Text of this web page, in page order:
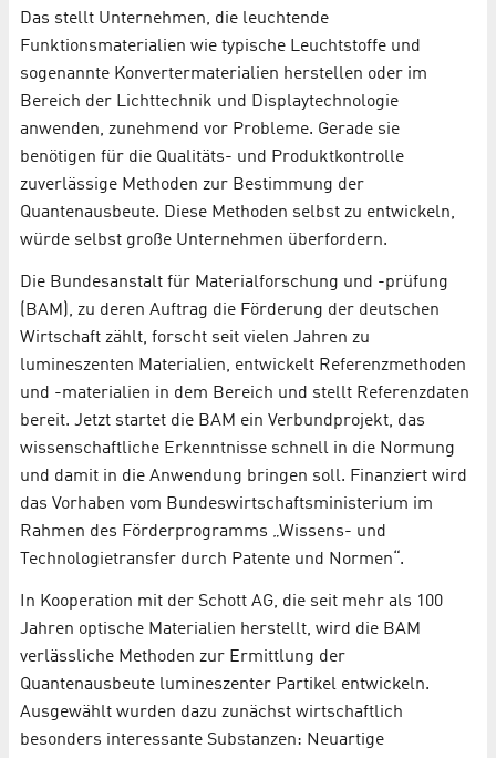
Das stellt Unternehmen, die leuchtende
Funktionsmaterialien wie typische Leuchtstoffe und
sogenannte Konvertermaterialien herstellen oder im
Bereich der Lichttechnik und Displaytechnologie
anwenden, zunehmend vor Probleme. Gerade sie
benötigen für die Qualitäts- und Produktkontrolle
zuverlässige Methoden zur Bestimmung der
Quantenausbeute. Diese Methoden selbst zu entwickeln,
würde selbst große Unternehmen überfordern.
Die Bundesanstalt für Materialforschung und -prüfung
(BAM), zu deren Auftrag die Förderung der deutschen
Wirtschaft zählt, forscht seit vielen Jahren zu
lumineszenten Materialien, entwickelt Referenzmethoden
und -materialien in dem Bereich und stellt Referenzdaten
bereit. Jetzt startet die BAM ein Verbundprojekt, das
wissenschaftliche Erkenntnisse schnell in die Normung
und damit in die Anwendung bringen soll. Finanziert wird
das Vorhaben vom Bundeswirtschaftsministerium im
Rahmen des Förderprogramms „Wissens- und
Technologietransfer durch Patente und Normen“.
In Kooperation mit der Schott AG, die seit mehr als 100
Jahren optische Materialien herstellt, wird die BAM
verlässliche Methoden zur Ermittlung der
Quantenausbeute lumineszenter Partikel entwickeln.
Ausgewählt wurden dazu zunächst wirtschaftlich
besonders interessante Substanzen: Neuartige